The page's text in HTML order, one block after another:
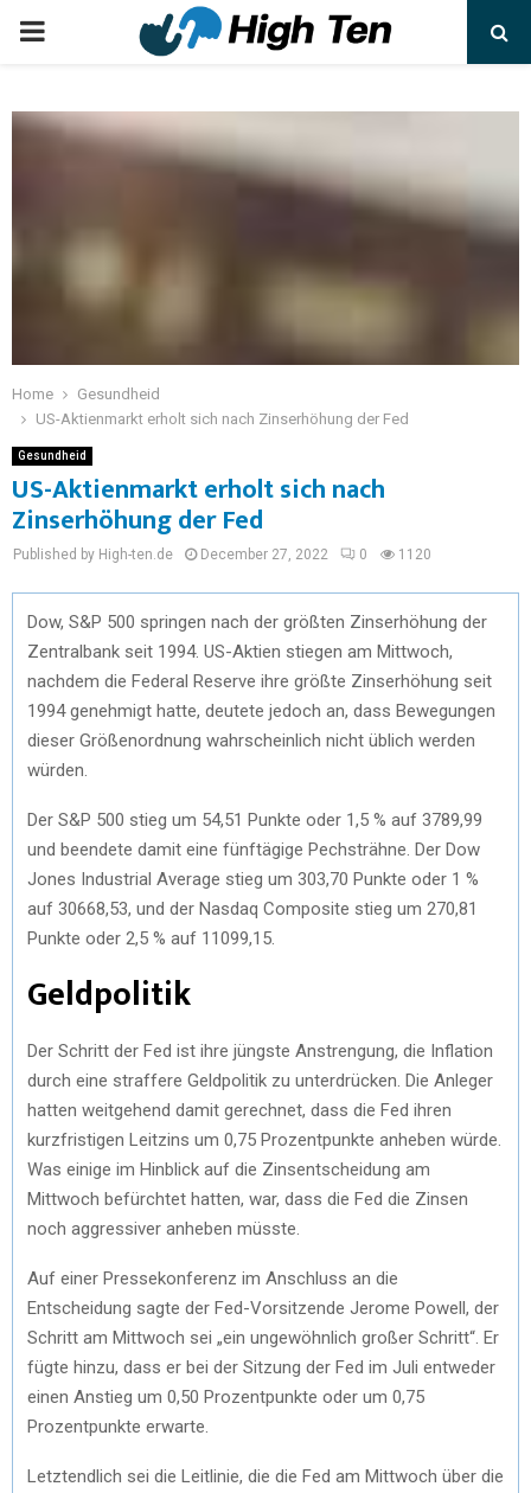
Home
Gesundheid
US-Aktienmarkt erholt sich nach Zinserhöhung der Fed
Gesundheid
US-Aktienmarkt erholt sich nach
Zinserhöhung der Fed
Published by High-ten.de December 27, 2022 0 1120
Dow, S&P 500 springen nach der größten Zinserhöhung der
Zentralbank seit 1994. US-Aktien stiegen am Mittwoch,
nachdem die Federal Reserve ihre größte Zinserhöhung seit
1994 genehmigt hatte, deutete jedoch an, dass Bewegungen
dieser Größenordnung wahrscheinlich nicht üblich werden
würden.
Der S&P 500 stieg um 54,51 Punkte oder 1,5 % auf 3789,99
und beendete damit eine fünftägige Pechsträhne. Der Dow
Jones Industrial Average stieg um 303,70 Punkte oder 1 %
auf 30668,53, und der Nasdaq Composite stieg um 270,81
Punkte oder 2,5 % auf 11099,15.
Geldpolitik
Der Schritt der Fed ist ihre jüngste Anstrengung, die Inflation
durch eine straffere Geldpolitik zu unterdrücken. Die Anleger
hatten weitgehend damit gerechnet, dass die Fed ihren
kurzfristigen Leitzins um 0,75 Prozentpunkte anheben würde.
Was einige im Hinblick auf die Zinsentscheidung am
Mittwoch befürchtet hatten, war, dass die Fed die Zinsen
noch aggressiver anheben müsste.
Auf einer Pressekonferenz im Anschluss an die
Entscheidung sagte der Fed-Vorsitzende Jerome Powell, der
Schritt am Mittwoch sei „ein ungewöhnlich großer Schritt“. Er
fügte hinzu, dass er bei der Sitzung der Fed im Juli entweder
einen Anstieg um 0,50 Prozentpunkte oder um 0,75
Prozentpunkte erwarte.
Letztendlich sei die Leitlinie, die die Fed am Mittwoch über die